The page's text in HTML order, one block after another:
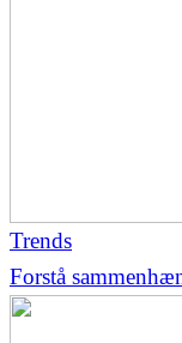
Trends
Forstå